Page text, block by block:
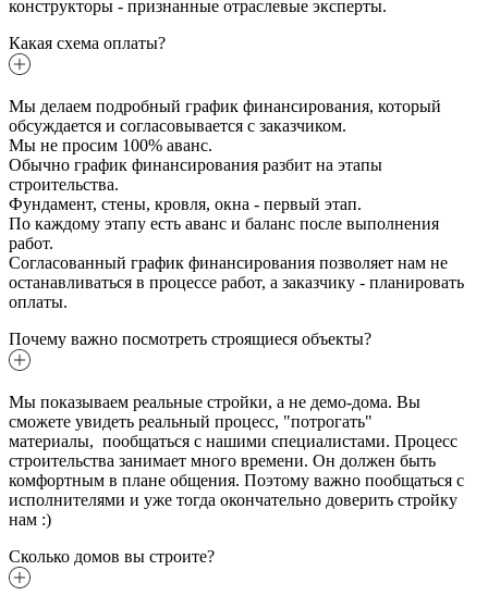
конструкторы - признанные отраслевые эксперты.
Какая схема оплаты?
Мы делаем подробный график финансирования, который
обсуждается и согласовывается с заказчиком.
Мы не просим 100% аванс.
Обычно график финансирования разбит на этапы
строительства.
Фундамент, стены, кровля, окна - первый этап.
По каждому этапу есть аванс и баланс после выполнения
работ.
Согласованный график финансирования позволяет нам не
останавливаться в процессе работ, а заказчику - планировать
оплаты.
Почему важно посмотреть строящиеся объекты?
Мы показываем реальные стройки, а не демо-дома. Вы
сможете увидеть реальный процесс, "потрогать"
материалы, пообщаться с нашими специалистами. Процесс
строительства занимает много времени. Он должен быть
комфортным в плане общения. Поэтому важно пообщаться с
исполнителями и уже тогда окончательно доверить стройку
нам :)
Сколько домов вы строите?